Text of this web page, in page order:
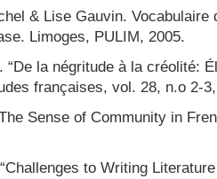
& Lise Gauvin.
Limoges, PULIM, 2005.
“De la négritude à la créolité:
françaises, vol. 28, n.o 2-
Sense of Community in
to Writing